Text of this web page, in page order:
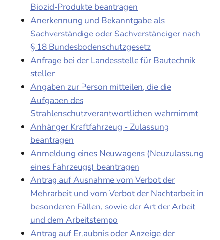
Biozid-Produkte beantragen
Anerkennung und Bekanntgabe als
Sachverständige oder Sachverständiger nach
§ 18 Bundesbodenschutzgesetz
Anfrage bei der Landesstelle für Bautechnik
stellen
Angaben zur Person mitteilen, die die
Aufgaben des
Strahlenschutzverantwortlichen wahrnimmt
Anhänger Kraftfahrzeug - Zulassung
beantragen
Anmeldung eines Neuwagens (Neuzulassung
eines Fahrzeugs) beantragen
Antrag auf Ausnahme vom Verbot der
Mehrarbeit und vom Verbot der Nachtarbeit in
besonderen Fällen, sowie der Art der Arbeit
und dem Arbeitstempo
Antrag auf Erlaubnis oder Anzeige der